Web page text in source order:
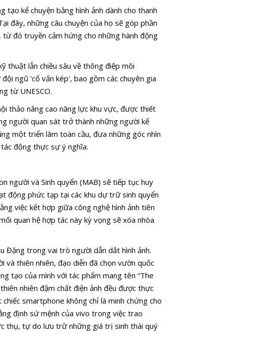
kể chuyện bằng hình ảnh dành cho thanh
đây, những câu chuyện của họ sẽ góp phần
đó truyền cảm hứng cho những hành động
thuật lẫn chiều sâu về thông điệp môi
ngũ 'cố vấn kép', bao gồm các chuyên gia
từ UNESCO.
thảo nâng cao năng lực khu vực, được thiết
người quan sát trở thành những người kể
một triển lãm toàn cầu, đưa những góc nhìn
động thực sự ý nghĩa.
người và Sinh quyển (MAB) sẽ tiếp tục huy
động phức tạp tại các khu dự trữ sinh quyển
việc kết hợp giữa công nghệ hình ảnh tiên
quan hệ hợp tác này kỳ vọng sẽ xóa nhòa
Đặng trong vai trò người dẫn dắt hình ảnh.
thiên nhiên, đạo diễn đã chọn vườn quốc
tạo của mình với tác phẩm mang tên “The
nhiên đậm chất điện ảnh đều được thực
smartphone không chỉ là minh chứng cho
định sứ mệnh của vivo trong việc trao
thụ, tự do lưu trữ những giá trị sinh thái quý